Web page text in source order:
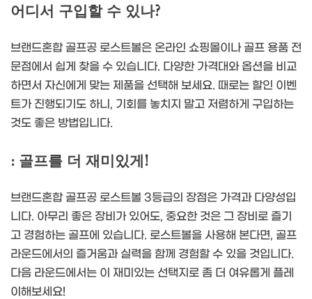
어디서 구입할 수 있나?
브랜드혼합 골프공 로스트볼은 온라인 쇼핑몰이나 골프 용품 전
문점에서 쉽게 찾을 수 있습니다. 다양한 가격대와 옵션을 비교
하면서 자신에게 맞는 제품을 선택해 보세요. 때로는 할인 이벤
트가 진행되기도 하니, 기회를 놓치지 말고 저렴하게 구입하는
것도 좋은 방법입니다.
: 골프를 더 재미있게!
브랜드혼합 골프공 로스트볼 3등급의 장점은 가격과 다양성입
니다. 아무리 좋은 장비가 있어도, 중요한 것은 그 장비로 즐기
고 경험하는 골프에 있습니다. 로스트볼을 사용해 본다면, 골프
라운드에서의 즐거움과 실력을 함께 경험할 수 있을 것입니다.
다음 라운드에서는 이 재미있는 선택지로 좀 더 여유롭게 플레
이해보세요!